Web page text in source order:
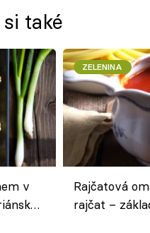
také
v
ZELENINA
Rajčatová
rajčat –